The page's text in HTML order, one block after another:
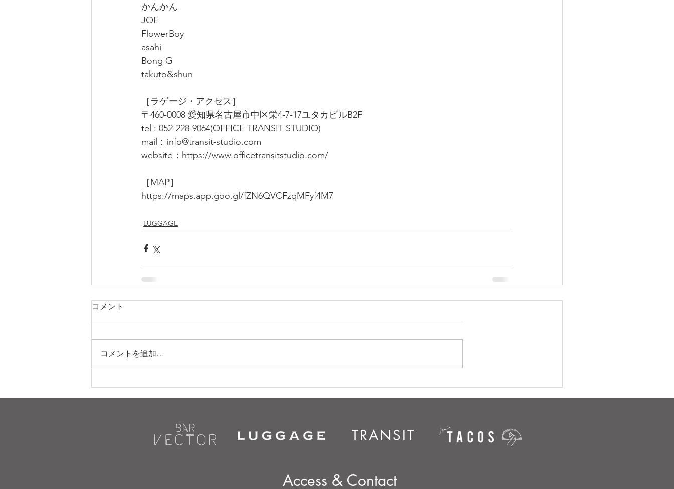
かんかん
JOE
FlowerBoy
asahi
Bong G
takuto&shun
［ラゲージ・アクセス］
〒460-0008 愛知県名古屋市中区栄4-7-17ユタカビルB2F
tel : 052-228-9064(OFFICE TRANSIT STUDIO)
mail：info@transit-studio.com
website： https://www.officetransitstudio.com/
［MAP］
https://maps.app.goo.gl/fZN6QVCFzqMFyf4M7
LUGGAGE
コメント
コメントを追加…
TRANSIT
Access & Contact